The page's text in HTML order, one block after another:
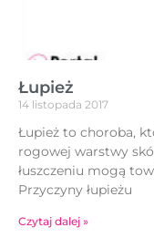
Łupież
14 listopada 2017
Łupież to choroba,
rogowej warstwy
łuszczeniu mogą
Przyczyny łupieżu
Czytaj dalej »